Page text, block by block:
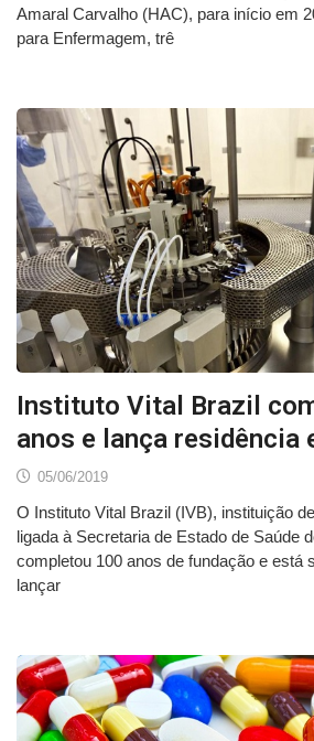
Amaral Carvalho (HAC), para início em
para Enfermagem, trê
Instituto Vital Brazil
anos e lança residência
05/06/2019
O Instituto Vital Brazil (IVB), instituição
ligada à Secretaria de Estado de Saúde
completou 100 anos de fundação e está
lançar